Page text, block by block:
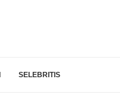
SELEBRITIS